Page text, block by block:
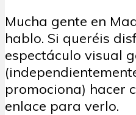
Mucha gente en
hablo. Si queréis
espectáculo visual
promociona) hacer
enlace para verlo.